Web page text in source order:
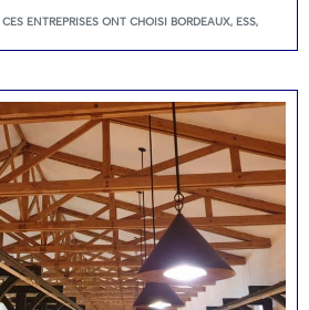
CES ENTREPRISES ONT CHOISI BORDEAUX, ESS,